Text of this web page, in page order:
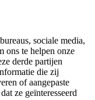
sociale media,
ons te helpen onze
derde partijen
die zij
of aangepaste
ze geïnteresseerd